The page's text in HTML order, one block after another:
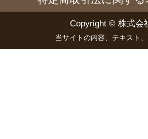
Copyright © 株式会
当サイトの内容、テキスト